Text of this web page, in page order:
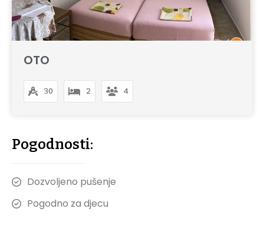
OTO
30 2 4
Pogodnosti:
Dozvoljeno pušenje
Pogodno za djecu